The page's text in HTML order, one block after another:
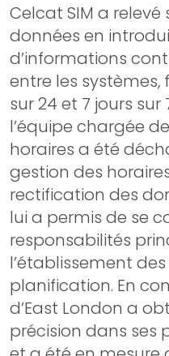
Celcat SIM a
données en
d’informations
entre les
sur 24 et 7 jours sur
l’équipe chargée
horaires a été
gestion des
rectification des
lui a permis de se
responsabilités
l’établissement
planification. En
d’East London a
précision dans ses